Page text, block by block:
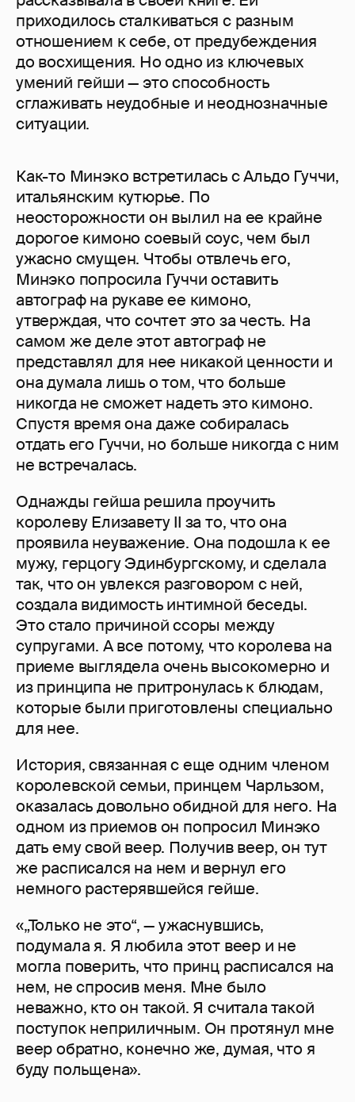
приходилось сталкиваться с разным
отношением к себе, от предубеждения
до восхищения. Но одно из ключевых
умений гейши — это способность
сглаживать неудобные и неоднозначные
ситуации.
Как-то Минэко встретилась с Альдо Гуччи,
итальянским кутюрье. По
неосторожности он вылил на ее крайне
дорогое кимоно соевый соус, чем был
ужасно смущен. Чтобы отвлечь его,
Минэко попросила Гуччи оставить
автограф на рукаве ее кимоно,
утверждая, что сочтет это за честь. На
самом же деле этот автограф не
представлял для нее никакой ценности и
она думала лишь о том, что больше
никогда не сможет надеть это кимоно.
Спустя время она даже собиралась
отдать его Гуччи, но больше никогда с ним
не встречалась.
Однажды гейша решила проучить
королеву Елизавету II за то, что она
проявила неуважение. Она подошла к ее
мужу, герцогу Эдинбургскому, и сделала
так, что он увлекся разговором с ней,
создала видимость интимной беседы.
Это стало причиной ссоры между
супругами. А все потому, что королева на
приеме выглядела очень высокомерно и
из принципа не притронулась к блюдам,
которые были приготовлены специально
для нее.
История, связанная с еще одним членом
королевской семьи, принцем Чарльзом,
оказалась довольно обидной для него. На
одном из приемов он попросил Минэко
дать ему свой веер. Получив веер, он тут
же расписался на нем и вернул его
немного растерявшейся гейше.
«„Только не это“, — ужаснувшись,
подумала я. Я любила этот веер и не
могла поверить, что принц расписался на
нем, не спросив меня. Мне было
неважно, кто он такой. Я считала такой
поступок неприличным. Он протянул мне
веер обратно, конечно же, думая, что я
буду польщена».